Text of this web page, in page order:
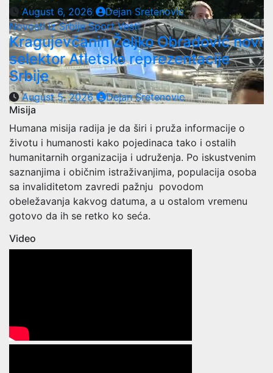
August 6, 2026
Dejan Sretenovic
Novosti iz SrbijeSportVesti
Kragujevčanin Željko Obradović novi
selektor Atletske reprezentacije
Srbije
August 5, 2026
Dejan Sretenovic
Misija
Humana misija radija je da širi i pruža informacije o
životu i humanosti kako pojedinaca tako i ostalih
humanitarnih organizacija i udruženja. Po iskustvenim
saznanjima i običnim istraživanjima, populacija osoba
sa invaliditetom zavredi pažnju povodom
obeležavanja kakvog datuma, a u ostalom vremenu
gotovo da ih se retko ko seća.
Video